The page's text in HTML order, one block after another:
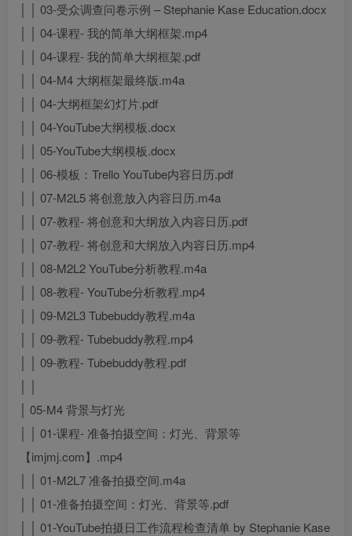
│ │ 03-受众调查问卷示例 – Stephanie Kase Education.docx
│ │ 04-课程- 我的简单大纲框架.mp4
│ │ 04-课程- 我的简单大纲框架.pdf
│ │ 04-M4 大纲框架最终版.m4a
│ │ 04-大纲框架幻灯片.pdf
│ │ 04-YouTube大纲模板.docx
│ │ 05-YouTube大纲模板.docx
│ │ 06-模板：Trello YouTube内容日历.pdf
│ │ 07-M2L5 将创意放入内容日历.m4a
│ │ 07-教程- 将创意和大纲放入内容日历.pdf
│ │ 07-教程- 将创意和大纲放入内容日历.mp4
│ │ 08-M2L2 YouTube分析教程.m4a
│ │ 08-教程- YouTube分析教程.mp4
│ │ 09-M2L3 Tubebuddy教程.m4a
│ │ 09-教程- Tubebuddy教程.mp4
│ │ 09-教程- Tubebuddy教程.pdf
│ 05-M4 背景与灯光
│ │ 01-课程- 准备拍摄空间：灯光、背景等
【imjmj.com】.mp4
│ │ 01-M2L7 准备拍摄空间.m4a
│ │ 01-准备拍摄空间：灯光、背景等.pdf
│ │ 01-YouTube拍摄日工作流程检查清单 by Stephanie Kase